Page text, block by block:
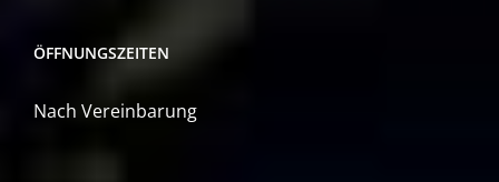
ÖFFNUNGSZEITEN
Nach Vereinbarung